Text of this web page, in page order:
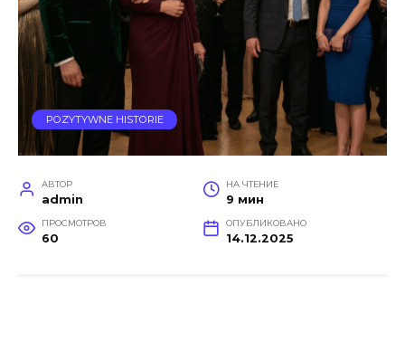
POZYTYWNE HISTORIE
АВТОР
admin
НА ЧТЕНИЕ
9 мин
ПРОСМОТРОВ
60
ОПУБЛИКОВАНО
14.12.2025